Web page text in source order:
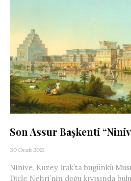
Son Assur Başkenti
30 Ocak 2021
Ninive, Kuzey Irak’ta bugünkü
Dicle Nehri’nin doğu kıyısında